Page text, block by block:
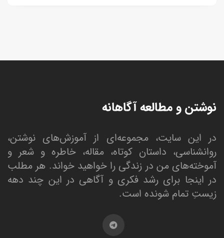
نوشتن و مطالعه آگاهانه
در این سایت، مجموعه‌ای از آموزش‌های نوشتن،
روانشناسی، داستان کوتاه، مقاله، خاطره و شعر و
آموخته‌های من در زندگی را خواهید خواند. هر مطلب
در اینجا برای رشد فکری و آگاهی در این چند دهه
زیستِ تمام شونده است.